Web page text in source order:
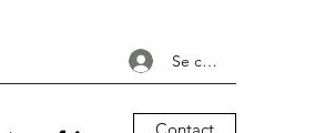
Se connecter